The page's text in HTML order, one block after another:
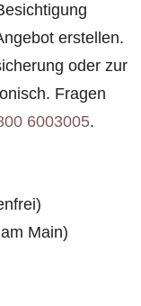
erstellen.
oder zur
Fragen
6003005.
Main)